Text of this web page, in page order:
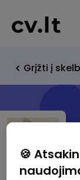
Grįžti į
🍪